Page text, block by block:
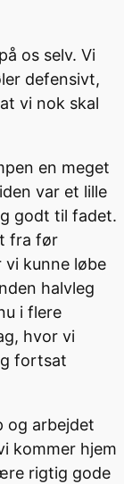
os selv. Vi
defensivt,
vi nok skal
en meget
var et lille
godt til fadet.
fra før
kunne løbe
halvleg
i flere
hvor vi
fortsat
og arbejdet
kommer hjem
rigtig gode